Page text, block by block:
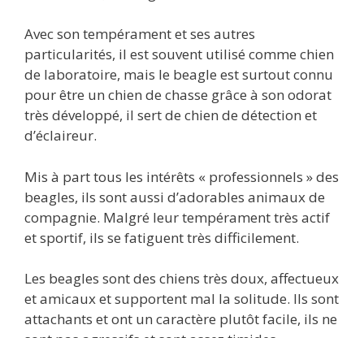
Avec son tempérament et ses autres
particularités, il est souvent utilisé comme chien
de laboratoire, mais le beagle est surtout connu
pour être un chien de chasse grâce à son odorat
très développé, il sert de chien de détection et
d’éclaireur.
Mis à part tous les intérêts « professionnels » des
beagles, ils sont aussi d’adorables animaux de
compagnie. Malgré leur tempérament très actif
et sportif, ils se fatiguent très difficilement.
Les beagles sont des chiens très doux, affectueux
et amicaux et supportent mal la solitude. Ils sont
attachants et ont un caractère plutôt facile, ils ne